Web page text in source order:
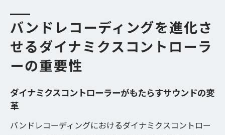
の調和
バンドの個性を引き出すダイナミクスの使
い分け
レコーディングでのダイナミクスコントロ
ールの役割
ラーの最適化
バンドレコーディングを進化さ
せるダイナミクスコントローラ
ーの重要性
ダイナミクスコントローラーがもたらすサウンドの変
革
バンドレコーディングにおけるダイナミクスコントロー